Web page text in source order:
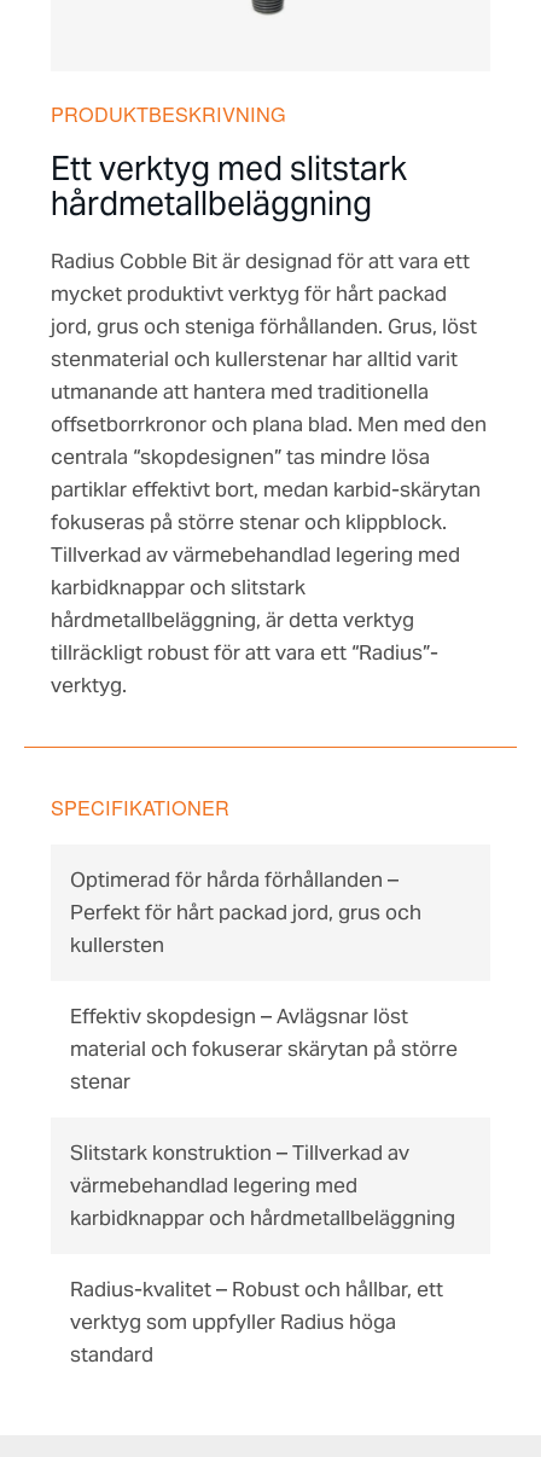
PRODUKTBESKRIVNING
Ett verktyg med slitstark
hårdmetallbeläggning
Radius Cobble Bit är designad för att vara ett
mycket produktivt verktyg för hårt packad
jord, grus och steniga förhållanden. Grus, löst
stenmaterial och kullerstenar har alltid varit
utmanande att hantera med traditionella
offsetborrkronor och plana blad. Men med den
centrala “skopdesignen” tas mindre lösa
partiklar effektivt bort, medan karbid-skärytan
fokuseras på större stenar och klippblock.
Tillverkad av värmebehandlad legering med
karbidknappar och slitstark
hårdmetallbeläggning, är detta verktyg
tillräckligt robust för att vara ett “Radius”-
verktyg.
SPECIFIKATIONER
Optimerad för hårda förhållanden –
Perfekt för hårt packad jord, grus och
kullersten
Effektiv skopdesign – Avlägsnar löst
material och fokuserar skärytan på större
stenar
Slitstark konstruktion – Tillverkad av
värmebehandlad legering med
karbidknappar och hårdmetallbeläggning
Radius-kvalitet – Robust och hållbar, ett
verktyg som uppfyller Radius höga
standard